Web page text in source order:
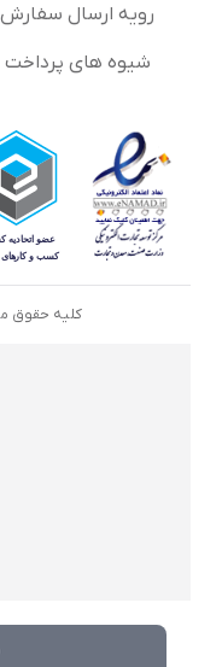
رویه ارسال سفارش
شیوه های پرداخت
کلیه حقوق